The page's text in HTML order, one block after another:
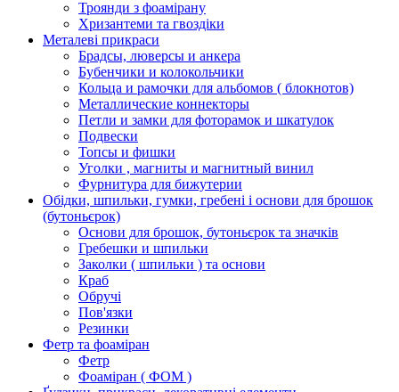
Троянди з фоамірану
Хризантеми та гвоздіки
Металеві прикраси
Брадсы, люверсы и анкера
Бубенчики и колокольчики
Кольца и рамочки для альбомов ( блокнотов)
Металлические коннекторы
Петли и замки для фоторамок и шкатулок
Подвески
Топсы и фишки
Уголки , магниты и магнитный винил
Фурнитура для бижутерии
Обідки, шпильки, гумки, гребені і основи для брошок
(бутоньєрок)
Основи для брошок, бутоньєрок та значків
Гребешки и шпильки
Заколки ( шпильки ) та основи
Краб
Обручі
Пов'язки
Резинки
Фетр та фоаміран
Фетр
Фоаміран ( ФОМ )